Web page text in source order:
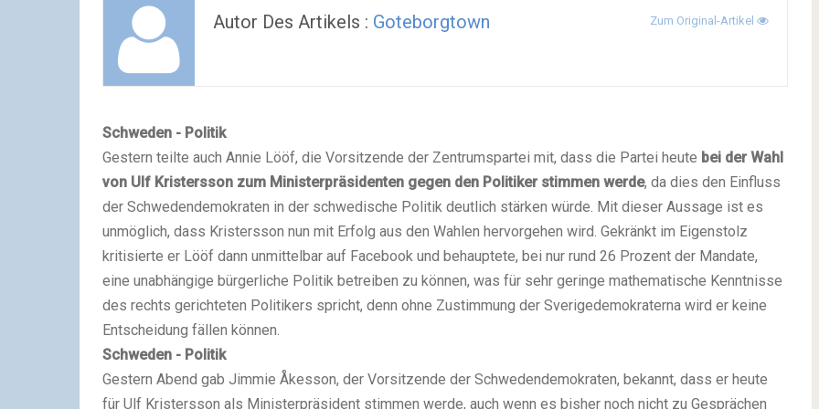
Autor Des Artikels : Goteborgtown Zum Original-Artikel
Schweden - Politik
Gestern teilte auch Annie Lööf, die Vorsitzende der Zentrumspartei mit, dass die Partei heute bei der Wahl
von Ulf Kristersson zum Ministerpräsidenten gegen den Politiker stimmen werde, da dies den Einfluss
der Schwedendemokraten in der schwedische Politik deutlich stärken würde. Mit dieser Aussage ist es
unmöglich, dass Kristersson nun mit Erfolg aus den Wahlen hervorgehen wird. Gekränkt im Eigenstolz
kritisierte er Lööf dann unmittelbar auf Facebook und behauptete, bei nur rund 26 Prozent der Mandate,
eine unabhängige bürgerliche Politik betreiben zu können, was für sehr geringe mathematische Kenntnisse
des rechts gerichteten Politikers spricht, denn ohne Zustimmung der Sverigedemokraterna wird er keine
Entscheidung fällen können.
Schweden - Politik
Gestern Abend gab Jimmie Åkesson, der Vorsitzende der Schwedendemokraten, bekannt, dass er heute
für Ulf Kristersson als Ministerpräsident stimmen werde, auch wenn es bisher noch nicht zu Gesprächen